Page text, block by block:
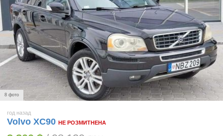
8 фото
год назад
Volvo XC90 НЕ РОЗМИТНЕНА